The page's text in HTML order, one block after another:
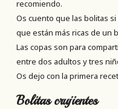
recomiendo.
Os cuento que las bolitas
que están más ricas de un
Las copas son para
entre dos adultos y tres
Os dejo con la primera
Bolitas crujientes